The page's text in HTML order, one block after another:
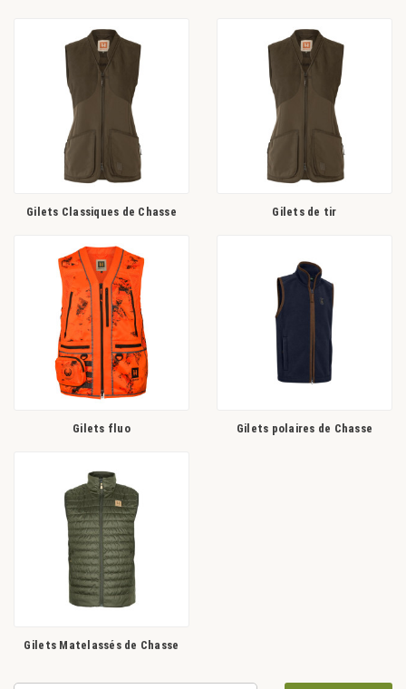
à l'affût, au rabat ou bien pour l'après chasse. Il est préférable
de penser au nombre de poches nécessaires à vos besoins, son coloris ou
encore sa matière.
Parce que les pratiques à la chasse sont nombreuses et variées, le gilet de
chasse sait s'adapter aux besoins et aux exigences de tous. Vous retrouvez
gilets de tir , ou encore des matelassés ou des gilets polaires
tenir bien chaud. Egalement des modèles en
tweed pour rester élégant en
toutes circonstances ou encore avec des
modèles fluos
pour renforcer
votre visibilité et votre sécurité.
Gilets Classiques de Chasse Gilets de tir
Gilets fluo Gilets polaires de Chasse
Gilets Matelassés de Chasse